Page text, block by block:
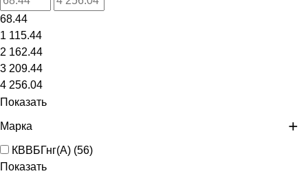
68.44
1 115.44
2 162.44
3 209.44
4 256.04
Показать
Марка
КВВБГнг(А) (56)
Показать